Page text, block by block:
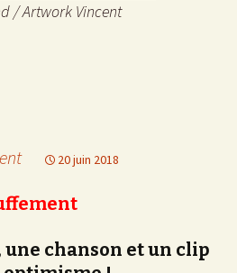
/ Artwork Vincent
20 juin 2018
chanson et un clip